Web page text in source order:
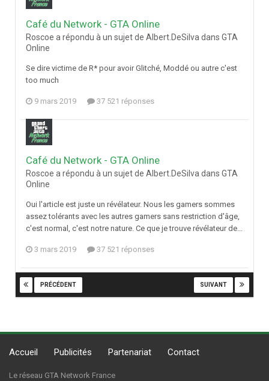
Café du Network - GTA Online
Roscoe a répondu à un sujet de Albert.DeSilva dans GTA
Online
Se dire victime de R* pour avoir Glitché, Moddé ou autre c'est
too much
9 mars 2019 37 521 réponses
Café du Network - GTA Online
Roscoe a répondu à un sujet de Albert.DeSilva dans GTA
Online
Oui l'article est juste un révélateur. Nous les gamers sommes
assez tolérants avec les autres gamers sans restriction d'âge,
c'est normal, c'est notre nature. Ce que je trouve révélateur de...
3 mars 2019 37 521 réponses
PRÉCÉDENT SUIVANT
Accueil Publicités Partenariat Contact
Le réseau GTA Network France